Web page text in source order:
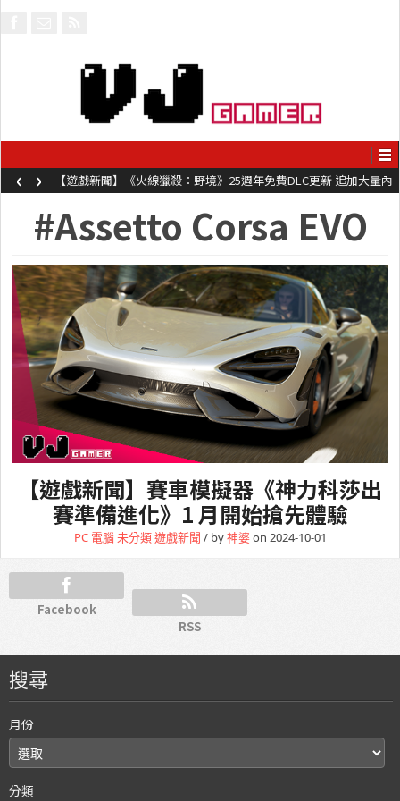
【遊戲新聞】《火線獵殺：野境》25週年免費DLC更新 追加大量內
容同時系舊作限時超平價折扣
‹ ›
#Assetto Corsa EVO
【遊戲新聞】賽車模擬器《神力科莎出
賽準備進化》1 月開始搶先體驗
PC 電腦未分類遊戲新聞 / by神婆on 2024-10-01
Facebook
RSS
搜尋
月份
分類